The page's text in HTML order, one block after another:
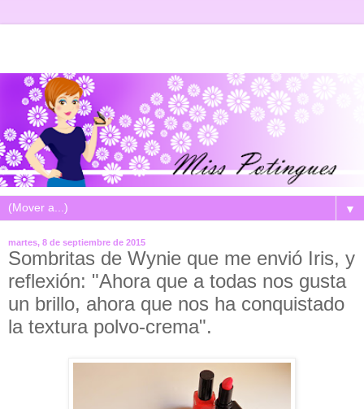
▼
martes, 8 de septiembre de 2015
Sombritas de Wynie que me envió Iris, y
reflexión: "Ahora que a todas nos gusta
un brillo, ahora que nos ha conquistado
la textura polvo-crema".